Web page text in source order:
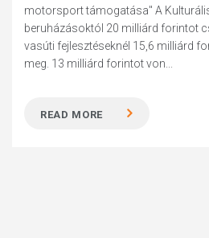
motorsport támogatása" A
beruházásoktól 20 milliárd forintot
vasúti fejlesztéseknél 15,6 milliárd
meg. 13 milliárd forintot von...
READ MORE